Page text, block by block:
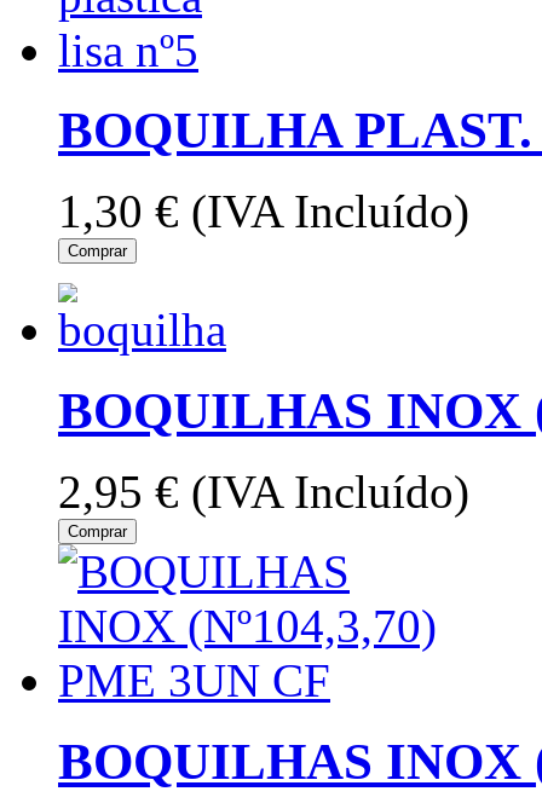
BOQUILHA
1,30 € (IVA Incluído)
Comprar
BOQUILHAS INOX
2,95 € (IVA Incluído)
Comprar
BOQUILHAS INOX